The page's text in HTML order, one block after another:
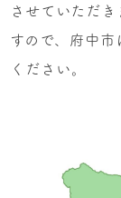
させていただき
すので、府中
ください。